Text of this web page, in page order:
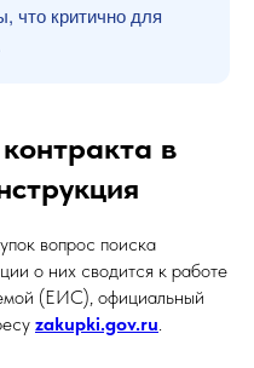
что критично для
в
вопрос поиска
о них сводится к работе
(ЕИС), официальный
zakupki.gov.ru.